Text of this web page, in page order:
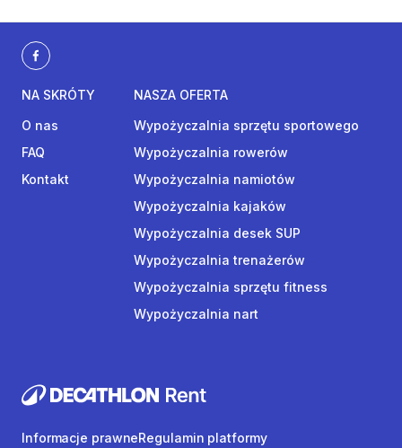
NA SKRÓTY
O nas
FAQ
Kontakt
NASZA OFERTA
Wypożyczalnia sprzętu sportowego
Wypożyczalnia rowerów
Wypożyczalnia namiotów
Wypożyczalnia kajaków
Wypożyczalnia desek SUP
Wypożyczalnia trenażerów
Wypożyczalnia sprzętu fitness
Wypożyczalnia nart
Informacje prawneRegulamin platformy